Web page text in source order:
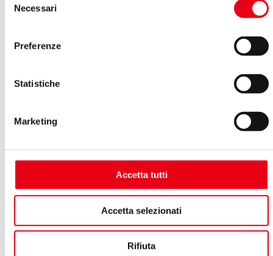
delNecessari
Preferenze
Statistiche
Marketing
Accetta tutti
Accetta selezionati
Rifiuta